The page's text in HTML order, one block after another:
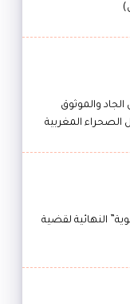
الجاد والموثوق
الصحراء المغربية
النهائية لقضية